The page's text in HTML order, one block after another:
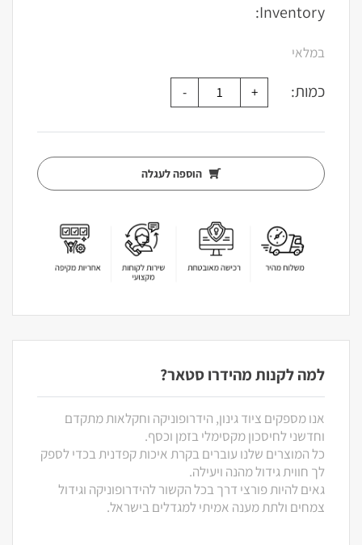
Inventory:
במלאי
כמות:
הוספה לעגלה
למה לקנות מהידרו סטאר?
אנו מספקים ציוד גינון, הידרופוניקה וחקלאות מתקדם
וחדשני לחיסכון מקסימלי בזמן וכסף.
כל המוצרים שלנו עוברים בקרת איכות קפדנית בכדי לספק
לך חווית גידול מהנה ויעילה.
גאים להיות פורצי דרך בכל הקשור להידרופוניקה וגידול
צמחים ולתת מענה אמיתי למגדלים בישראל.